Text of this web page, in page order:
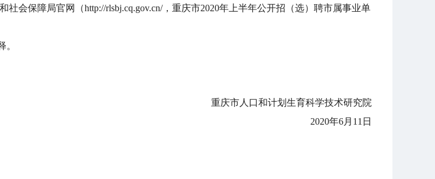
保障局官网（http://rlsbj.cq.gov.cn/，重庆市2020年上半年公开招（选）聘市属事业单
重庆市人口和计划生育科学技术研究院
2020年6月11日